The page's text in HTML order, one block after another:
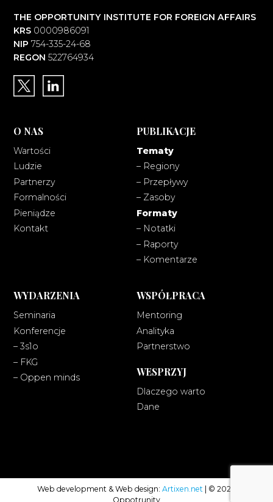
THE OPPORTUNITY INSTITUTE FOR FOREIGN AFFAIRS
KRS0000986091
NIP 754-335-24-68
REGON 522764934
O NAS
Wartości
Ludzie
Partnerzy
Formalności
Pieniądze
Kontakt
PUBLIKACJE
Tematy
– Regiony
– Przepływy
– Zasoby
Formaty
– Notatki
– Raporty
– Komentarze
WYDARZENIA
Seminaria
Konferencje
– 3s1o
– FKG
– Oppen minds
WSPÓŁPRACA
Mentoring
Analityka
Partnerstwo
WESPRZYJ
Dlaczego warto
Dane
Web development & Web design: Artixen.net | © 2024
Oppotrunity